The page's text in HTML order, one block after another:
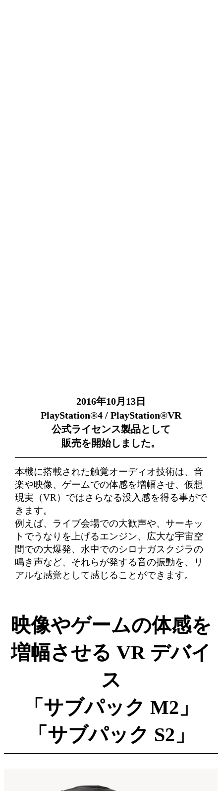
2016年10月13日
PlayStation®4 / PlayStation®VR
公式ライセンス製品として
販売を開始しました。
本機に搭載された触覚オーディオ技術は、音
楽や映像、ゲームでの体感を増幅させ、仮想
現実（VR）ではさらなる没入感を得る事がで
きます。
例えば、ライブ会場での大歓声や、サーキッ
トでうなりを上げるエンジン、広大な宇宙空
間での大爆発、水中でのシロナガスクジラの
鳴き声など、それらが発する音の振動を、リ
アルな感覚として感じることができます。
映像やゲームの体感を
増幅させる VR デバイ
ス
「サブパック M2」
「サブパック S2」